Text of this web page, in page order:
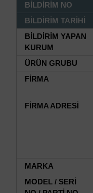
BİLDİRİM NO
BİLDİRİM TARİHİ
BİLDİRİM YAPAN
KURUM
ÜRÜN GRUBU
FİRMA
FİRMA ADRESİ
MARKA
MODEL / SERİ